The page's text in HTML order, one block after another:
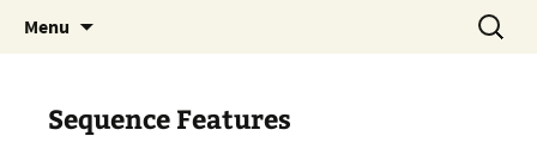
Menu
Search
for:
Sequence Features